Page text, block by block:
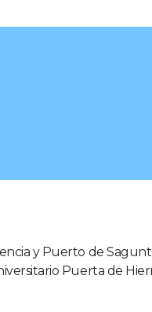
y Puerto de
Puerta de